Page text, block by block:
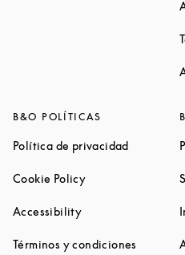
B&O POLÍTICAS
Política de privacidadLink
Cookie PolicyLink Opens in
AccessibilityLink Opens in New
Términos y condiciones Link